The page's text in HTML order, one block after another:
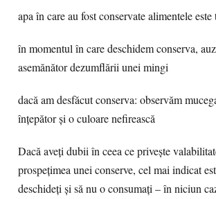
apa în care au fost conservate alimentele
în momentul în care deschidem conserva,
asemănător dezumflării unei mingi
dacă am desfăcut conserva: observăm
înțepător și o culoare nefirească
Dacă aveți dubii în ceea ce privește
prospețimea unei conserve, cel mai indicat
deschideți și să nu o consumați – în niciun